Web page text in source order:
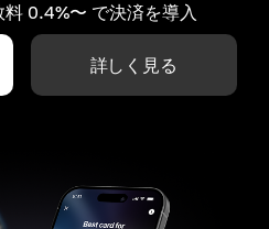
0.4%〜 で決済を導入
詳しく見る